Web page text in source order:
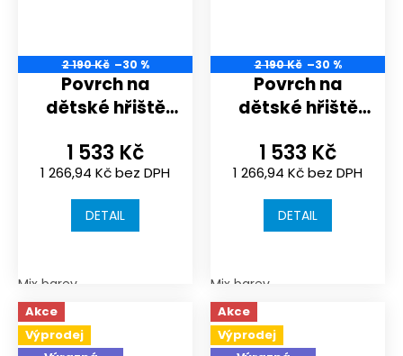
2 190 Kč –30 %
Povrch na
dětské hřiště
sportoviště |
1000x1000x30
mm | spojení
puzzle
1 266,94 Kč bez DPH
1 533 Kč
DETAIL
Mix barev
2 190 Kč –30 %
Povrch na
dětské hřiště
sportoviště |
1000x1000x30
mm | spojení
puzzle
1 266,94 Kč bez DPH
1 533 Kč
DETAIL
Mix barev
Akce
Výprodej
Akce
Výprodej